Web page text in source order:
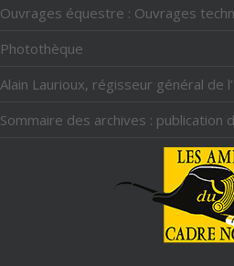
Ouvrages équestre : Ouvrages
Photothèque
Alain Laurioux, régisseur général de
Sommaire des archives : publication